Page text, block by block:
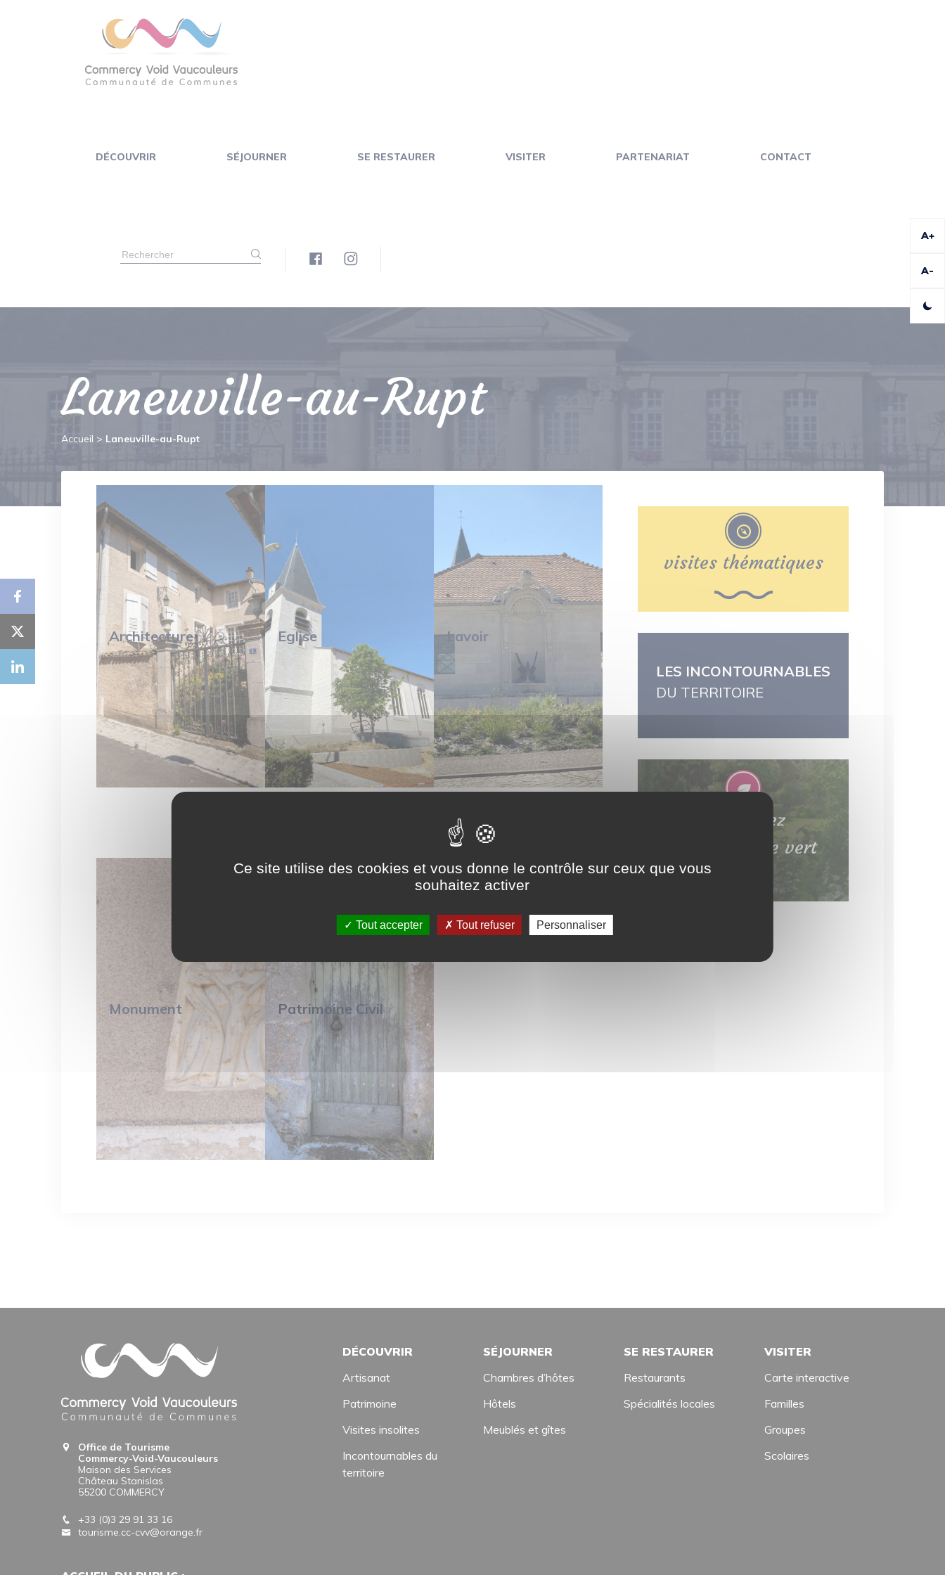
DÉCOUVRIR SÉJOURNER SE RESTAURER VISITER PARTENARIAT CONTACT
Laneuville-au-Rupt
Accueil > Laneuville-au-Rupt
Architecture Eglise Lavoir
Monument Patrimoine Civil
visites thématiques
LES INCONTOURNABLES
DU TERRITOIRE
Découvrez
le patrimoine vert
A+
A-
Office de Tourisme
Commercy-Void-Vaucouleurs
Maison des Services
Château Stanislas
55200 COMMERCY
+33 (0)3 29 91 33 16
tourisme.cc-cvv@orange.fr
DÉCOUVRIR
Artisanat
Patrimoine
Visites insolites
Incontournables du
territoire
SÉJOURNER
Chambres d’hôtes
Hôtels
Meublés et gîtes
SE RESTAURER
Restaurants
Spécialités locales
VISITER
Carte interactive
Familles
Groupes
Scolaires
Ce site utilise des cookies et vous donne le contrôle sur ceux que vous
souhaitez activer
Tout accepter Tout refuser Personnaliser